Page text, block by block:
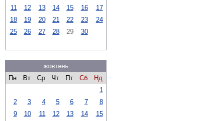
11
12 13 14 15 16
17
18
19 20 21 22 23
24
25
26 27 28 29 30
жовтень
Пн
Вт Ср Чт Пт Сб
Нд
1
2
3 4 5 6 7
8
9
10 11 12 13 14
15